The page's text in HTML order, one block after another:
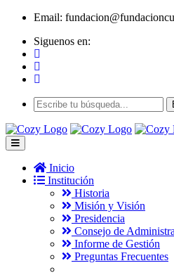
Email:
Siguenos en:
Inicio
Institución
Historia
Misión y Visión
Presidencia
Consejo de
Informe de Gestión
Preguntas Frecuentes